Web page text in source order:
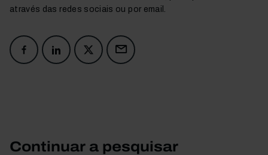
através das redes sociais ou por email.
Continuar a pesquisar